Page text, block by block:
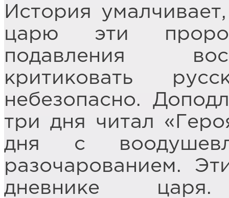
История
царю эти
подавления
критиковать
небезопасно.
три дня читал
дня с
разочарованием.
дневнике